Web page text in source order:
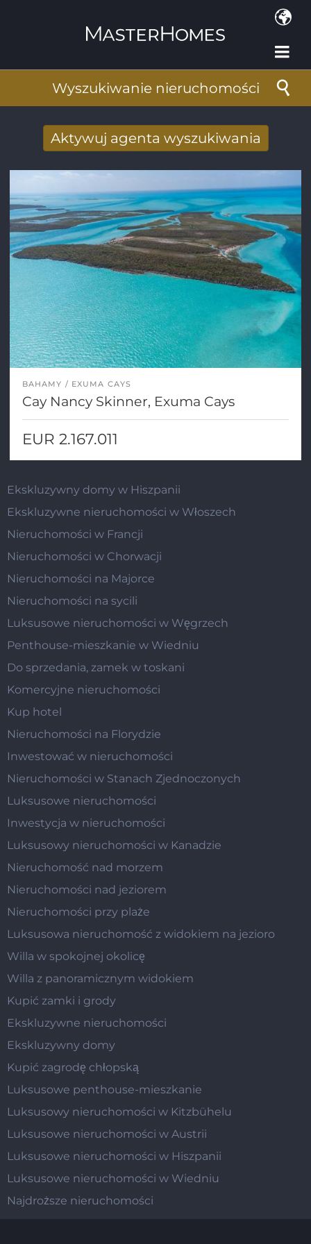
Wyszukiwanie nieruchomości
Aktywuj agenta wyszukiwania
drogą mailową
Adres e-mail*
BAHAMY EXUMA CAYS
Cay Nancy Skinner, Exuma Cays
EUR 2.167.011
Ekskluzywny domy w Hiszpanii
Ekskluzywne nieruchomości w Włoszech
Nieruchomości w Francji
Nieruchomości w Chorwacji
Nieruchomości na Majorce
Nieruchomości na sycili
Luksusowe nieruchomości w Węgrzech
Penthouse-mieszkanie w Wiedniu
Do sprzedania, zamek w toskani
Komercyjne nieruchomości
Kup hotel
Nieruchomości na Florydzie
Inwestować w nieruchomości
Nieruchomości w Stanach Zjednoczonych
Luksusowe nieruchomości
Inwestycja w nieruchomości
Luksusowy nieruchomości w Kanadzie
Nieruchomość nad morzem
Nieruchomości nad jeziorem
Nieruchomości przy plaże
Luksusowa nieruchomość z widokiem na jezioro
Willa w spokojnej okolicę
Willa z panoramicznym widokiem
Kupić zamki i grody
Ekskluzywne nieruchomości
Ekskluzywny domy
Kupić zagrodę chłopską
Luksusowe penthouse-mieszkanie
Luksusowy nieruchomości w Kitzbühelu
Luksusowe nieruchomości w Austrii
Luksusowe nieruchomości w Hiszpanii
Luksusowe nieruchomości w Wiedniu
Najdroższe nieruchomości